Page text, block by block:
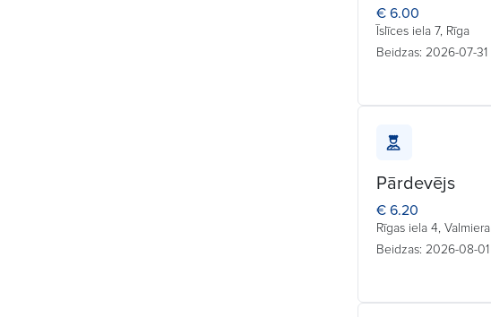
€ 6.00
Īslīces iela 7, Rīga
Beidzas: 2026-07-31
Pārdevējs
€ 6.20
Rīgas iela 4, Valmiera
Beidzas: 2026-08-01